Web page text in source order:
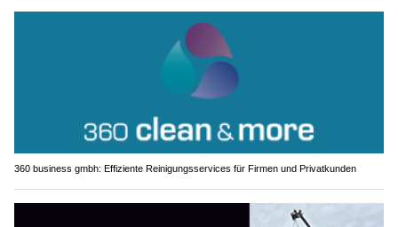
360 business gmbh: Effiziente Reinigungsservices für Firmen und Privatkunden